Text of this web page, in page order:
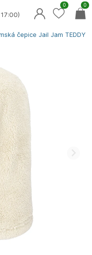
čepice Jail Jam TEDDY
0
0